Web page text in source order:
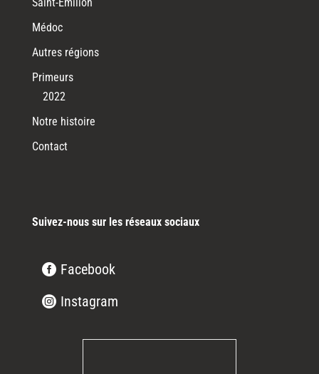
Médoc
Autres régions
Primeurs
2022
Notre histoire
Contact
Suivez-nous sur les réseaux sociaux
Facebook
Instagram